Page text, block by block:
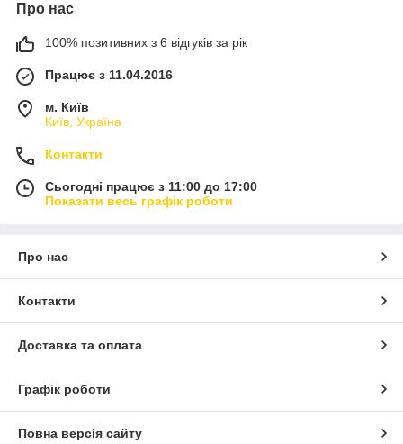
Про нас
100% позитивних з 6 відгуків за рік
Працює з 11.04.2016
м. Київ
Київ, Україна
Контакти
Сьогодні працює з 11:00 до 17:00
Показати весь графік роботи
Про нас
Контакти
Доставка та оплата
Графік роботи
Повна версія сайту